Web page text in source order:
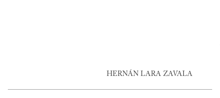
HERNÁN LARA ZAVALA